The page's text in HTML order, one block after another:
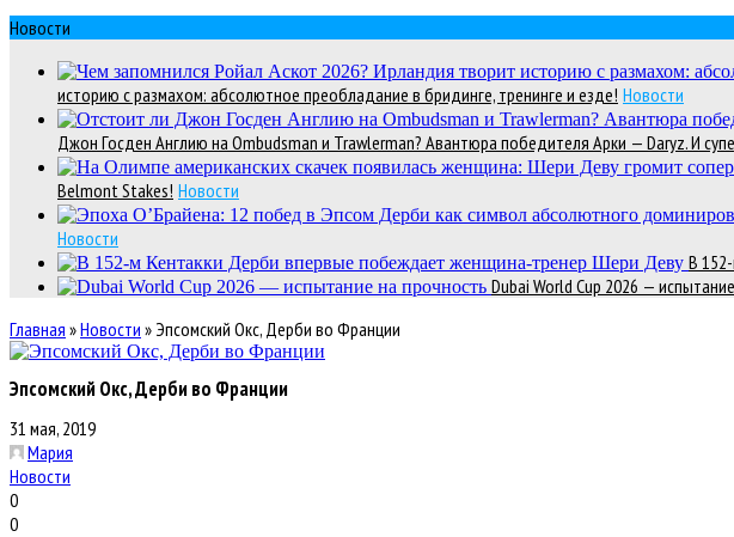
Новости
историю с размахом: абсолютное преобладание в бридинге, тренинге и езде! Новости
Джон Госден Англию на Ombudsman и Trawlerman? Авантюра победителя Арки — Daryz. И
Belmont Stakes! Новости
Новости
В
Dubai World Cup 2026 —
Главная »Новости » Эпсомский Окс, Дерби во Франции
Эпсомский Окс, Дерби во Франции
31 мая, 2019
Мария
Новости
0
0